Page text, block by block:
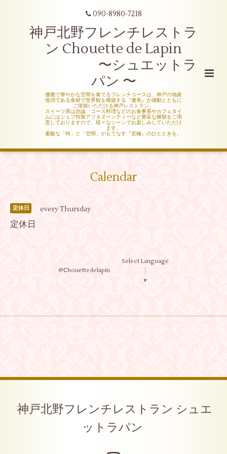
090-8980-7218
神戸北野フレンチレストラ
ン Chouette de Lapin
〜シュエットラ
パン 〜
優雅で華やかな空間を奏でるフレンチコースは、神戸の地産
地消である食材で世界観を構築する『優美』が感動とともに
ご堪能いただける神戸レストラン。
スイーツ系は勿論、コース料理などのお食事系やカフェタイ
ムにはシェフ特製アフタヌーンティーなど豊富な種類をご用
意しておりますので、様々なシーンでお楽しみしていただけ
ます。
素敵な「時」と「空間」がもてなす『至極』のひとときを。
Calendar
定休日 every Thursday
定休日
@Ⅽhouettedelapin
Select Language
▼
神戸北野フレンチレストラン シュエ
ットラパン